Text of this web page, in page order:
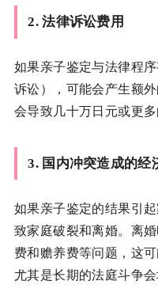
2.法律诉讼费用
如果亲子鉴定与法律程
诉讼），可能会产生额
会导致几十万日元或更多
3. 国内冲突造成的经
如果亲子鉴定的结果引
致家庭破裂和离婚。离
费和赡养费等问题，这
尤其是长期的法庭斗争会